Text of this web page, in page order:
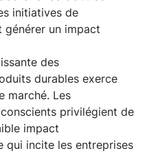
initiatives de
générer un impact
des
durables exerce
marché. Les
privilégient de
impact
qui incite les entreprises